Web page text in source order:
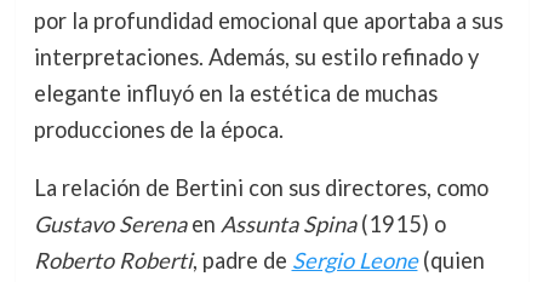
por la profundidad emocional que aportaba a sus
interpretaciones. Además, su estilo refinado y
elegante influyó en la estética de muchas
producciones de la época.
La relación de Bertini con sus directores, como
Gustavo Serenaen Assunta Spina(1915) o
Roberto Roberti, padre de Sergio Leone(quien